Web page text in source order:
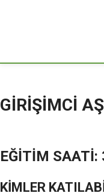
GİRİŞİMCİ
EĞİTİM SAATİ:
KİMLER